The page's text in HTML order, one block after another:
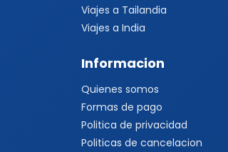
Viajes a Tailandia
Viajes a India
Informacion
Quienes somos
Formas de pago
Politica de privacidad
Politicas de cancelacion